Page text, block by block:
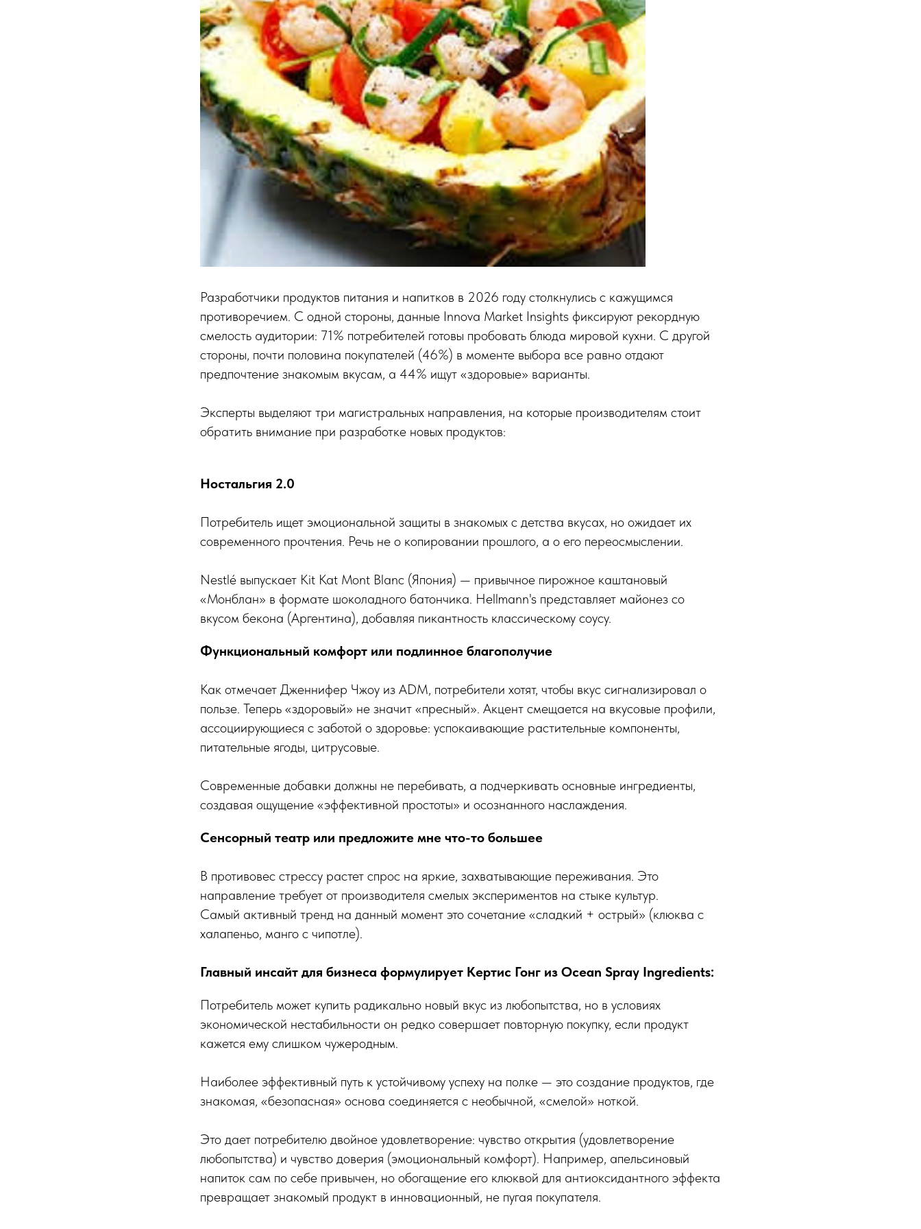
Разработчики продуктов питания и напитков в 2026 году столкнулись с кажущимся
противоречием. С одной стороны, данные Innova Market Insights фиксируют рекордную
смелость аудитории: 71% потребителей готовы пробовать блюда мировой кухни. С другой
стороны, почти половина покупателей (46%) в моменте выбора все равно отдают
предпочтение знакомым вкусам, а 44% ищут «здоровые» варианты.
Эксперты выделяют три магистральных направления, на которые производителям стоит
обратить внимание при разработке новых продуктов:
Ностальгия 2.0
Потребитель ищет эмоциональной защиты в знакомых с детства вкусах, но ожидает их
современного прочтения. Речь не о копировании прошлого, а о его переосмыслении.
Nestlé выпускает Kit Kat Mont Blanc (Япония) — привычное пирожное каштановый
«Монблан» в формате шоколадного батончика. Hellmann's представляет майонез со
вкусом бекона (Аргентина), добавляя пикантность классическому соусу.
Функциональный комфорт или подлинное благополучие
Как отмечает Дженнифер Чжоу из ADM, потребители хотят, чтобы вкус сигнализировал о
пользе. Теперь «здоровый» не значит «пресный». Акцент смещается на вкусовые профили,
ассоциирующиеся с заботой о здоровье: успокаивающие растительные компоненты,
питательные ягоды, цитрусовые.
Современные добавки должны не перебивать, а подчеркивать основные ингредиенты,
создавая ощущение «эффективной простоты» и осознанного наслаждения.
Сенсорный театр или предложите мне что-то большее
В противовес стрессу растет спрос на яркие, захватывающие переживания. Это
направление требует от производителя смелых экспериментов на стыке культур.
Самый активный тренд на данный момент это сочетание «сладкий + острый» (клюква с
халапеньо, манго с чипотле).
Главный инсайт для бизнеса формулирует Кертис Гонг из Ocean Spray Ingredients:
Потребитель может купить радикально новый вкус из любопытства, но в условиях
экономической нестабильности он редко совершает повторную покупку, если продукт
кажется ему слишком чужеродным.
Наиболее эффективный путь к устойчивому успеху на полке — это создание продуктов, где
знакомая, «безопасная» основа соединяется с необычной, «смелой» ноткой.
Это дает потребителю двойное удовлетворение: чувство открытия (удовлетворение
любопытства) и чувство доверия (эмоциональный комфорт). Например, апельсиновый
напиток сам по себе привычен, но обогащение его клюквой для антиоксидантного эффекта
превращает знакомый продукт в инновационный, не пугая покупателя.